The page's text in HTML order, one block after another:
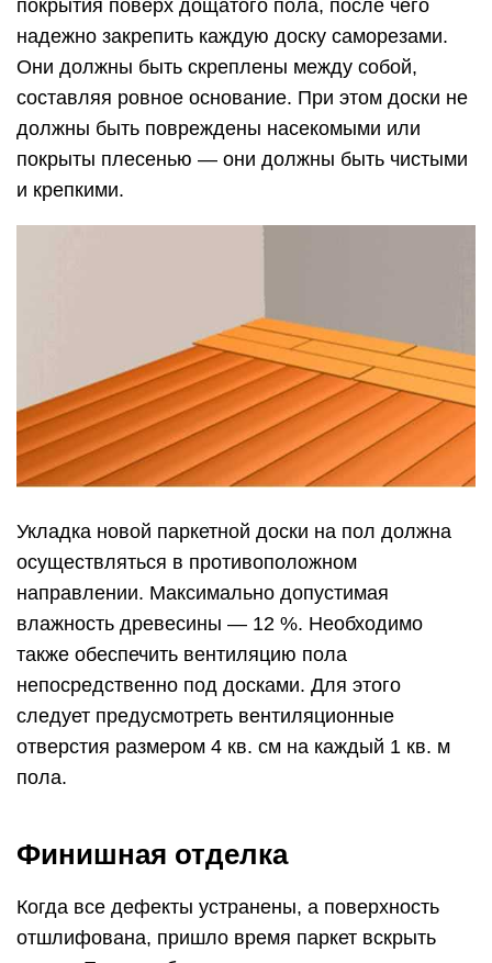
покрытия поверх дощатого пола, после чего
надежно закрепить каждую доску саморезами.
Они должны быть скреплены между собой,
составляя ровное основание. При этом доски не
должны быть повреждены насекомыми или
покрыты плесенью — они должны быть чистыми
и крепкими.
Укладка новой паркетной доски на пол должна
осуществляться в противоположном
направлении. Максимально допустимая
влажность древесины — 12 %. Необходимо
также обеспечить вентиляцию пола
непосредственно под досками. Для этого
следует предусмотреть вентиляционные
отверстия размером 4 кв. см на каждый 1 кв. м
пола.
Финишная отделка
Когда все дефекты устранены, а поверхность
отшлифована, пришло время паркет вскрыть